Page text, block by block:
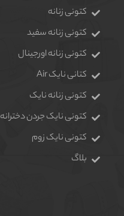
کتونی زنانه
کتونی زنانه سفید
کتونی زنانه اورجینال
کتانی نایک Air
کتونی زنانه نایک
کتونی نایک جردن دخترانه
کتونی نایک زوم
بلاگ